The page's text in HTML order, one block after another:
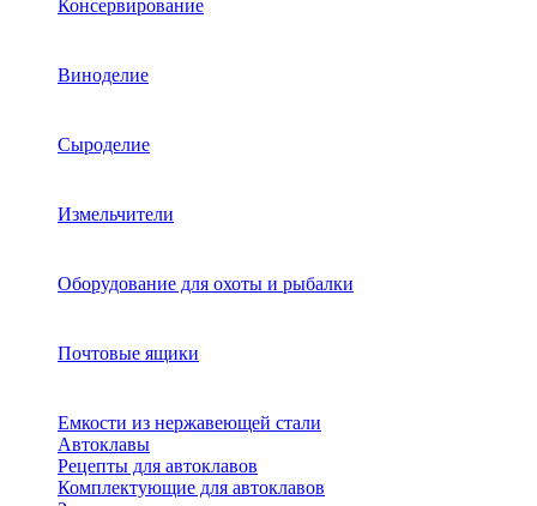
Консервирование
Виноделие
Сыроделие
Измельчители
Оборудование для охоты и рыбалки
Почтовые ящики
Емкости из нержавеющей стали
Автоклавы
Рецепты для автоклавов
Комплектующие для автоклавов